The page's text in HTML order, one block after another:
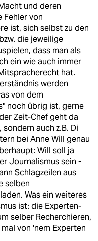
und deren
Fehler von
ist, sich selbst zu den
die jeweilige
dass man als
ein wie auch immer
hat.
werden
von dem
noch übrig ist, gerne
Zeit-Chef geht da
auch z.B. Di
bei Anne Will genau
Will soll ja
Journalismus sein -
Schlagzeilen aus
selben
Was ein weiteres
ist: die Experten-
selber Recherchieren,
von 'nem Experten